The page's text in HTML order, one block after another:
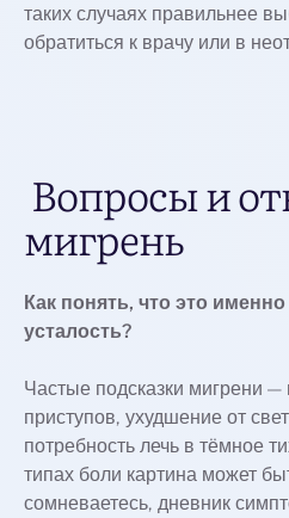
таких случаях правильнее
обратиться к врачу или в
Вопросы и
мигрень
Как понять, что это
усталость?
Частые подсказки мигрени
приступов, ухудшение от
потребность лечь в тёмное
типах боли картина может
сомневаетесь, дневник